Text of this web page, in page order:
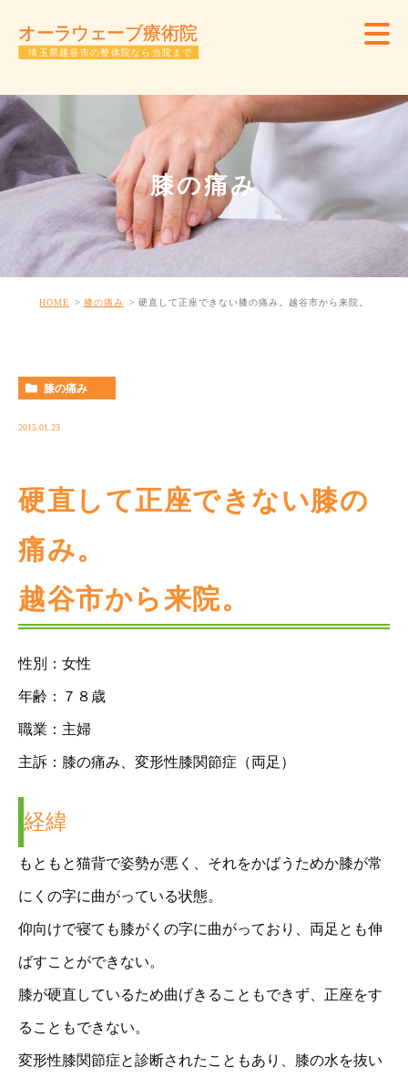
膝の痛み
HOME 膝の痛み 硬直して正座できない膝の痛み。越谷市から来院。
膝の痛み
2015.01.23
硬直して正座できない膝の
痛み。
越谷市から来院。
性別：女性
年齢：７８歳
職業：主婦
主訴：膝の痛み、変形性膝関節症（両足）
経緯
もともと猫背で姿勢が悪く、それをかばうためか膝が常
にくの字に曲がっている状態。
仰向けで寝ても膝がくの字に曲がっており、両足とも伸
ばすことができない。
膝が硬直しているため曲げきることもできず、正座をす
ることもできない。
変形性膝関節症と診断されたこともあり、膝の水を抜い